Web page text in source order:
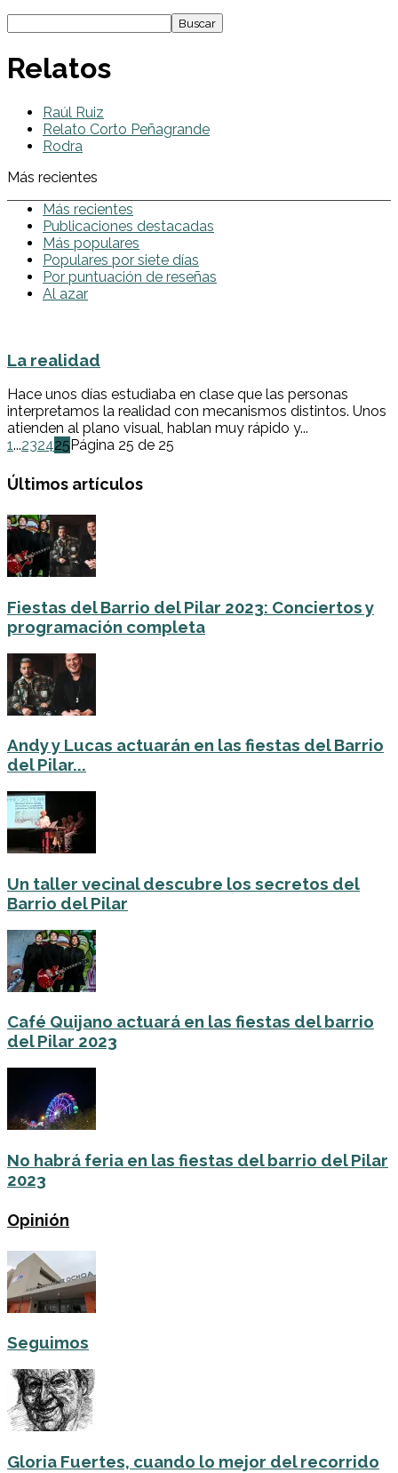
Relatos
Raúl Ruiz
Relato Corto Peñagrande
Rodra
Más recientes
Más recientes
Publicaciones destacadas
Más populares
Populares por siete días
Por puntuación de reseñas
Al azar
La realidad
Hace unos días estudiaba en clase que las personas
interpretamos la realidad con mecanismos distintos. Unos
atienden al plano visual, hablan muy rápido y...
1...232425 Página 25 de 25
Últimos artículos
Fiestas del Barrio del Pilar 2023: Conciertos y
programación completa
Andy y Lucas actuarán en las fiestas del Barrio
del Pilar...
Un taller vecinal descubre los secretos del
Barrio del Pilar
Café Quijano actuará en las fiestas del barrio
del Pilar 2023
No habrá feria en las fiestas del barrio del Pilar
2023
Opinión
Seguimos
Gloria Fuertes, cuando lo mejor del recorrido